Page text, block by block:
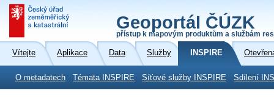
Geoportál ČÚZK
přístup k mapovým produktům a službám
Vítejte Aplikace Data Služby INSPIRE
O metadatech Témata INSPIRE Síťové služby INSPIRE Sdílení